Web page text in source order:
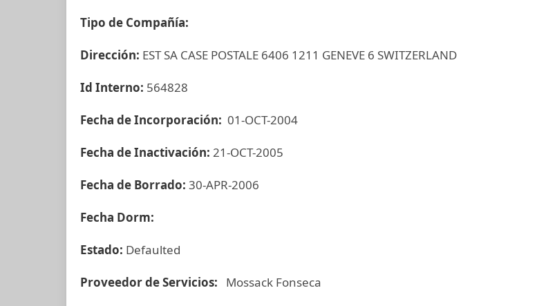
Tipo de Compañía:
Dirección: EST SA CASE POSTALE 6406 1211 GENEVE 6 SWITZERLAND
Id Interno: 564828
Fecha de Incorporación: 01-OCT-2004
Fecha de Inactivación: 21-OCT-2005
Fecha de Borrado: 30-APR-2006
Fecha Dorm:
Estado: Defaulted
Proveedor de Servicios: Mossack Fonseca